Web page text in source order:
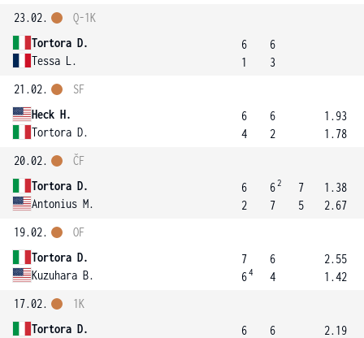
23.02.
Tortora D.
Tessa L.
Q-1K
6
1
6
3
21.02.
Heck H.
Tortora D.
SF
6
4
6
2
1.93
1.78
20.02.
Tortora D.
Antonius M.
ČF
6
2
62
7
7
5
1.38
2.67
19.02.
Tortora D.
Kuzuhara B.
OF
7
64
6
4
2.55
1.42
17.02.
Tortora D.
1K
6
6
2.19